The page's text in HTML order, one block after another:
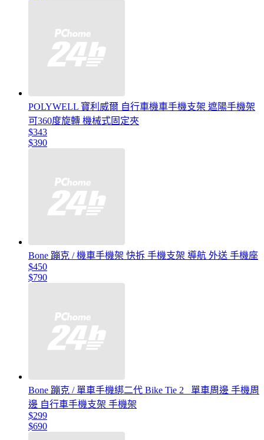
POLYWELL 寶利威爾 自行車機車手機支架 遮陽手機架
可360度旋轉 機械式固定夾
$343
$390
Bone 蹦克 / 機車手機架 快拆 手機支架 導航 外送 手機座
$450
$790
Bone 蹦克 / 單車手機綁二代 Bike Tie 2 _單車周邊 手機周
邊 自行車手機支架 手機架
$299
$690